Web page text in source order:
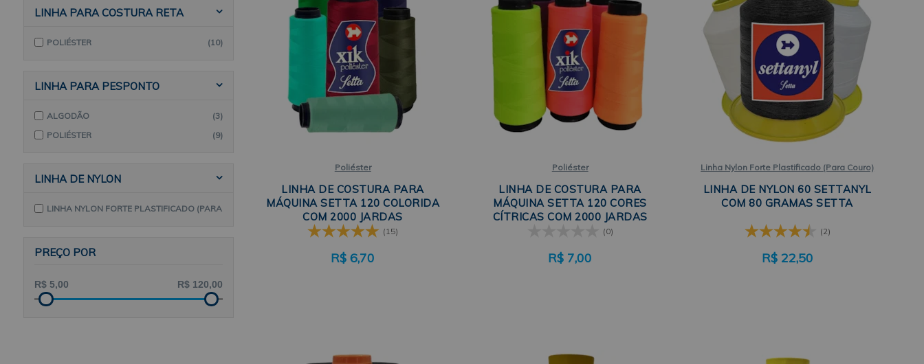
LINHA PARA COSTURA RETA
POLIÉSTER (10)
LINHA PARA PESPONTO
ALGODÃO
(3)
POLIÉSTER
(9)
LINHA DE NYLON
LINHA NYLON FORTE PLASTIFICADO (PARA
PREÇO POR
Poliéster
LINHA DE COSTURA PARA
MÁQUINA SETTA 120 COLORIDA
COM 2000 JARDAS
(15)
R$ 6,70
Poliéster
LINHA DE COSTURA PARA
MÁQUINA SETTA 120 CORES
CÍTRICAS COM 2000 JARDAS
(0)
R$ 7,00
Linha Nylon Forte Plastificado (Para Couro)
LINHA DE NYLON 60 SETTANYL
COM 80 GRAMAS SETTA
(2)
R$ 22,50